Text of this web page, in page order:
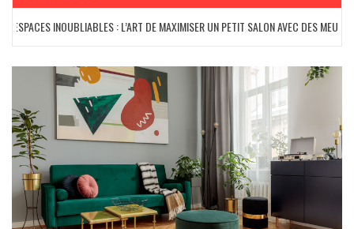
INOUBLIABLES : L’ART DE MAXIMISER UN PETIT SALON AVEC DES MEUBLES